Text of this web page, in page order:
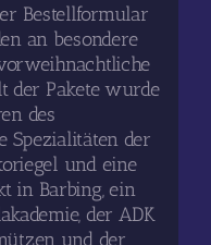
Bestellformular
an besondere
der Pakete wurde
des
Spezialitäten der
und eine
in Barbing, ein
der ADK
und der